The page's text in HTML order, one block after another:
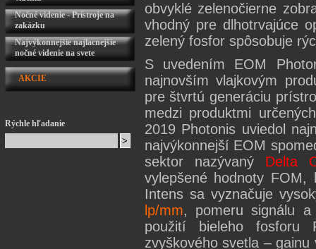
Nočné videnie - Prístroje na
zakázku
Najvýkonnejšie najlacnejšie
nočné videnie na svete
AKCIE
Rýchle hľadanie
obvyklé zelenočierne
vhodný pre dlhotrvajúce
zelený fosfor spôsobuje
S uvedením EOM
najnovším vlajkovým
pre štvrtú generáciu
medzi produktmi
2019 Photonis uviedol
najvýkonnejší EOM
sektor nazývaný Delta
vylepšené hodnoty
Intens sa vyznačuje
lp/mm, pomeru signálu
použití bieleho fosforu
zvyškového svetla –